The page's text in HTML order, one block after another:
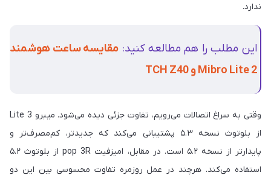
ندارد.
این مطلب را هم مطالعه کنید: مقایسه ساعت هوشمند
Mibro Lite 2 و TCH Z40
وقتی به سراغ اتصالات می‌رویم، تفاوت جزئی دیده می‌شود. میبرو Lite 3
از بلوتوث نسخه ۵.۳ پشتیبانی می‌کند که جدیدتر، کم‌مصرف‌تر و
پایدارتر از نسخه ۵.۲ است. در مقابل، امیزفیت pop 3R از بلوتوث ۵.۲
استفاده می‌کند. هرچند در عمل روزمره تفاوت محسوسی بین این دو